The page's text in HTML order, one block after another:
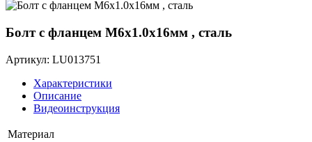
Болт с фланцем M6х1.0х16мм , сталь
Артикул: LU013751
Характеристики
Описание
Видеоинструкция
Материал